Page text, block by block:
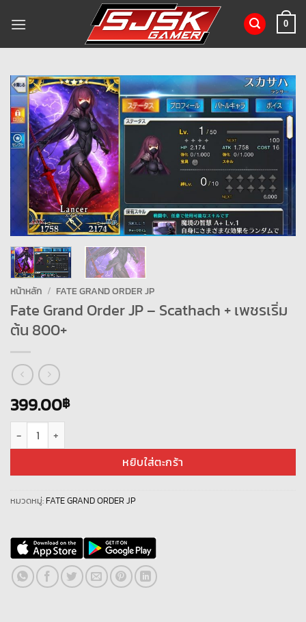
0
หน้าหลัก / FATE GRAND ORDER JP
Fate Grand Order JP – Scathach + เพชรเริ่ม
ต้น 800+
399.00฿
จำนวน Fate Grand Order JP - Scathach + เพชรเริ่มต้น 800+ ชิ้น
หยิบใส่ตะกร้า
หมวดหมู่: FATE GRAND ORDER JP